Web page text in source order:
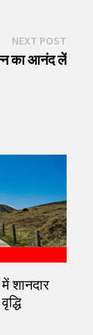
NEXT POSTNext
post:
का आनंद लें
शानदार